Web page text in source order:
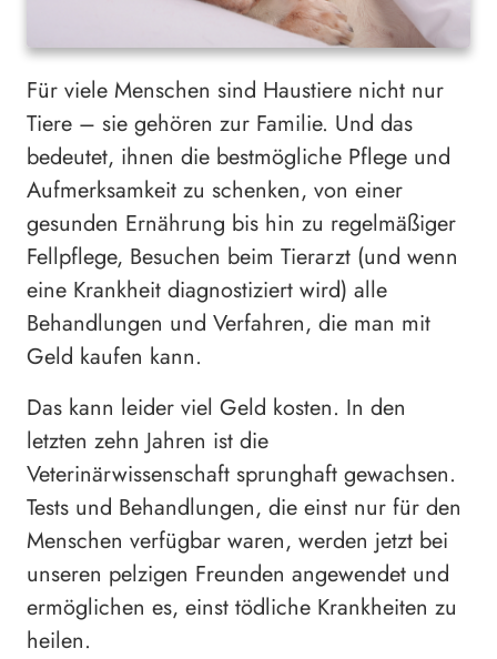
Für viele Menschen sind Haustiere nicht nur
Tiere – sie gehören zur Familie. Und das
bedeutet, ihnen die bestmögliche Pflege und
Aufmerksamkeit zu schenken, von einer
gesunden Ernährung bis hin zu regelmäßiger
Fellpflege, Besuchen beim Tierarzt (und wenn
eine Krankheit diagnostiziert wird) alle
Behandlungen und Verfahren, die man mit
Geld kaufen kann.
Das kann leider viel Geld kosten. In den
letzten zehn Jahren ist die
Veterinärwissenschaft sprunghaft gewachsen.
Tests und Behandlungen, die einst nur für den
Menschen verfügbar waren, werden jetzt bei
unseren pelzigen Freunden angewendet und
ermöglichen es, einst tödliche Krankheiten zu
heilen.